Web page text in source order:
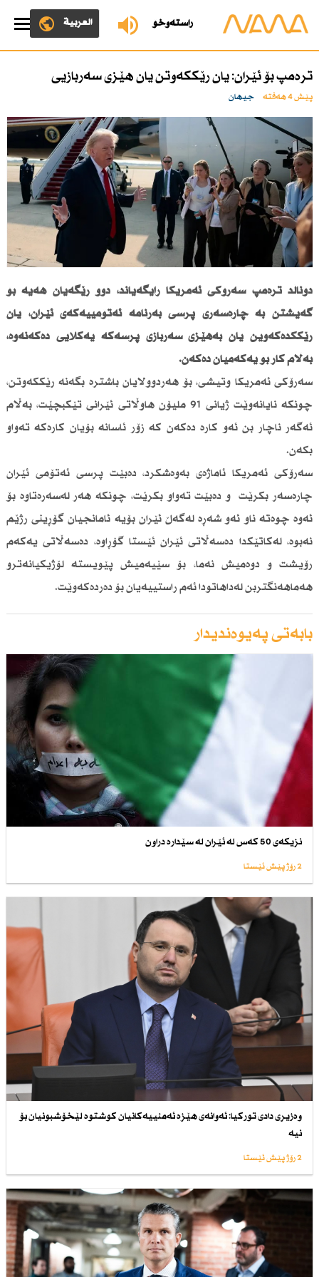
ڕاستەوخۆ العربية
ترەمپ بۆ ئێران: یان رێككەوتن یان هێزی سەربازیی
پێش 4 هەفتە جیهان
دۆناڵد ترەمپ سەرۆكی ئەمریكا رایگەیاند، دوو رێگەیان هەیە بۆ
گەیشتن بە چارەسەری پرسی بەرنامە ئەتۆمییەكەی ئێران، یان
رێككدەكەوین یان بەهێزی سەربازی پرسەكە یەكلایی دەكەنەوە،
بەڵام كار بۆ یەكەمیان دەكەن.
سەرۆكی ئەمریكا وتیشی، بۆ هەردوولایان باشترە بگەنە رێككەوتن،
چونكە نایانەوێت ژیانی 91 ملیۆن هاوڵاتی ئێرانی تێكبچێت، بەڵام
ئەگەر ناچار بن ئەو كارە دەكەن كە زۆر ئاسانە بۆیان كارەكە تەواو
بكەن.
سەرۆكی ئەمریكا ئاماژەی بەوەشكرد، دەبێت پرسی ئەتۆمی ئێران
چارەسەر بكرێت و دەبێت تەواو بكرێت، چونكە هەر لەسەرەتاوە بۆ
ئەوە چوەتە ناو ئەو شەڕە لەگەڵ ئێران بۆیە ئامانجیان گۆڕینی رژێم
نەبوە، لەكاتێكدا دەسەڵاتی ئێران ئێستا گۆڕاوە، دەسەڵاتی یەكەم
رۆیشت و دوەمیش نەما، بۆ سێیەمیش پێویستە لۆژیكیانەترو
هەماهەنگتربن لەداهاتودا ئەم راستییەیان بۆ دەردەكەوێت.
بابەتی پەیوەندیدار
نزیكەی 50 كەس لە ئێران لە سێدارە دراون
2 رۆژ پێش ئێستا
وەزیری دادی توركیا: ئەوانەی هێزە ئەمنییەكانیان كوشتوە لێخۆشبونیان بۆ
نیە
2 رۆژ پێش ئێستا